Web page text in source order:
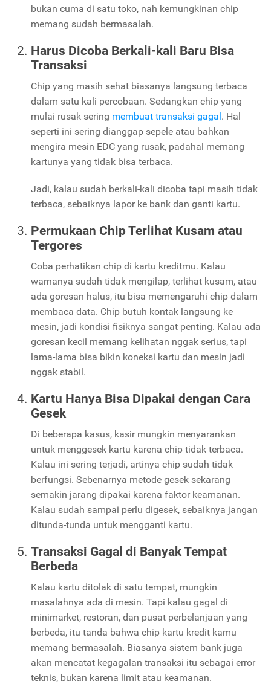
bukan cuma di satu toko, nah kemungkinan chip
memang sudah bermasalah.
Harus Dicoba Berkali-kali Baru Bisa
Transaksi
Chip yang masih sehat biasanya langsung terbaca
dalam satu kali percobaan. Sedangkan chip yang
mulai rusak sering membuat transaksi gagal. Hal
seperti ini sering dianggap sepele atau bahkan
mengira mesin EDC yang rusak, padahal memang
kartunya yang tidak bisa terbaca.
Jadi, kalau sudah berkali-kali dicoba tapi masih tidak
terbaca, sebaiknya lapor ke bank dan ganti kartu.
Permukaan Chip Terlihat Kusam atau
Tergores
Coba perhatikan chip di kartu kreditmu. Kalau
warnanya sudah tidak mengilap, terlihat kusam, atau
ada goresan halus, itu bisa memengaruhi chip dalam
membaca data. Chip butuh kontak langsung ke
mesin, jadi kondisi fisiknya sangat penting. Kalau ada
goresan kecil memang kelihatan nggak serius, tapi
lama-lama bisa bikin koneksi kartu dan mesin jadi
nggak stabil.
Kartu Hanya Bisa Dipakai dengan Cara
Gesek
Di beberapa kasus, kasir mungkin menyarankan
untuk menggesek kartu karena chip tidak terbaca.
Kalau ini sering terjadi, artinya chip sudah tidak
berfungsi. Sebenarnya metode gesek sekarang
semakin jarang dipakai karena faktor keamanan.
Kalau sudah sampai perlu digesek, sebaiknya jangan
ditunda-tunda untuk mengganti kartu.
Transaksi Gagal di Banyak Tempat
Berbeda
Kalau kartu ditolak di satu tempat, mungkin
masalahnya ada di mesin. Tapi kalau gagal di
minimarket, restoran, dan pusat perbelanjaan yang
berbeda, itu tanda bahwa chip kartu kredit kamu
memang bermasalah. Biasanya sistem bank juga
akan mencatat kegagalan transaksi itu sebagai error
teknis, bukan karena limit atau keamanan.